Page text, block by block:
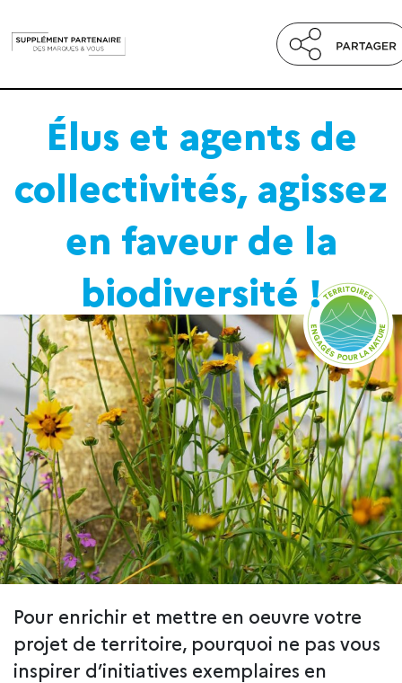
Élus et agents de
collectivités, agissez
en faveur de la
biodiversité !
Pour enrichir et mettre en oeuvre votre
projet de territoire, pourquoi ne pas vous
inspirer d’initiatives exemplaires en